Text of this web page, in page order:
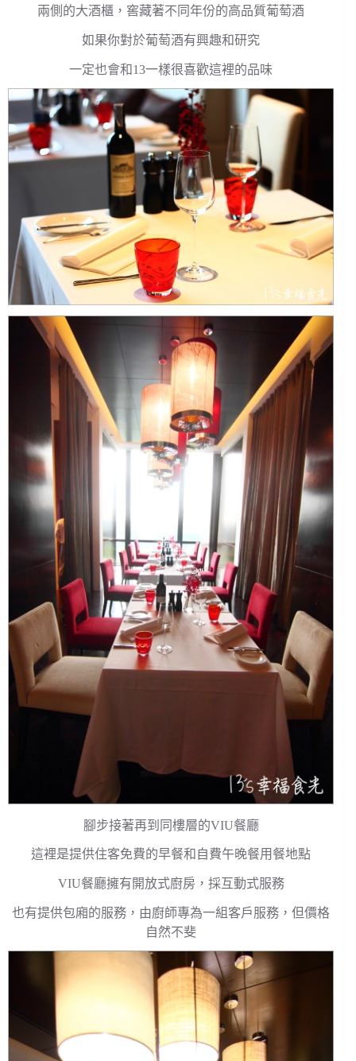
兩側的大酒櫃，窖藏著不同年份的高品質葡萄酒
如果你對於葡萄酒有興趣和研究
一定也會和13一樣很喜歡這裡的品味
腳步接著再到同樓層的VIU餐廳
這裡是提供住客免費的早餐和自費午晚餐用餐地點
VIU餐廳擁有開放式廚房，採互動式服務
也有提供包廂的服務，由廚師專為一組客戶服務，但價格
自然不斐